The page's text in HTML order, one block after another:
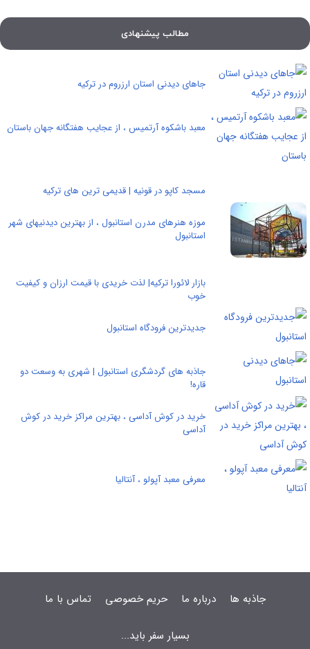
مطالب پیشنهادی
جاهای دیدنی استان ارزروم در ترکیه
معبد باشکوه آرتمیس ، از عجایب هفتگانه جهان باستان
مسجد کاپو در قونیه | قدیمی ترین های ترکیه
موزه هنرهای مدرن استانبول ، از بهترین دیدنیهای شهر
استانبول
بازار لائورا ترکیه| لذت خریدی با قیمت ارزان و کیفیت
خوب
جدیدترین فرودگاه استانبول
جاذبه های گردشگری استانبول | شهری به وسعت دو
قاره!
خرید در کوش آداسی ، بهترین مراکز خرید در کوش
آداسی
معرفی معبد آپولو ، آنتالیا
جاذبه ها درباره ما حریم خصوصی تماس با ما
بسیار سفر باید...